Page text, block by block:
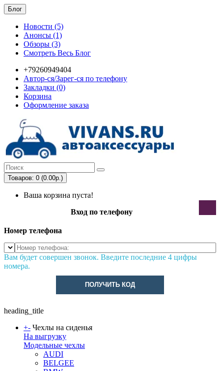
Блог
Новости (5)
Анонсы (1)
Обзоры (3)
Смотреть Весь Блог
+79260949404
Автор-ся/Зарег-ся по телефону
Закладки (0)
Корзина
Оформление заказа
Товаров: 0 (0.00р.)
Ваша корзина пуста!
Вход по телефону
Номер телефона
Вам будет совершен звонок. Введите последние 4 цифры
номера.
ПОЛУЧИТЬ КОД
heading_title
+- Чехлы на сиденья
На выгрузку
Модельные чехлы
AUDI
BELGEE